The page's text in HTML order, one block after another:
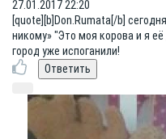
27.01.2017 22:20
[quote][b]Dоn.Rumata[/b]
никому» "Это моя корова и я
город уже испоганили!